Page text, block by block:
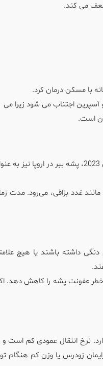
می کند.
با مسکن درمان کرد.
آسپرین اجتناب می شود زیرا می
است.
ویروس دنگی از نیش پشه‌های ماده آلوده منتقل می‌شود. پشه آئدس آجیپتی اصلی‌ترین ناقل است. در سال 2023، پشه ببر در اروپا
غدد بزاقی، می‌رود. مدت
دنگی داشته باشند یا هیچ
عفونت پشه را کاهش دهد.
نرخ انتقال عمودی کم است و
زودرس یا وزن کم هنگام